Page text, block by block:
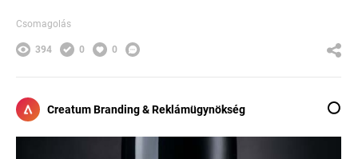
Csomagolás
394 0 0
Creatum Branding & Reklámügynökség